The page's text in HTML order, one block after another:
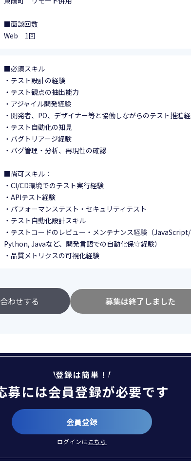
■面談回数
Web 1回
■必須スキル
・テスト設計の経験
・テスト観点の抽出能力
・アジャイル開発経験
・開発者、PO、デザイナー等と協働しながらのテスト推進
・テスト自動化の知見
・バグトリアージ経験
・バグ管理・分析、再現性の確認
■尚可スキル：
・CI/CD環境でのテスト実行経験
・APIテスト経験
・パフォーマンステスト・セキュリティテスト
・テスト自動化設計スキル
・テストコードのレビュー・メンテナンス経験（
Python, Javaなど、開発言語での自動化保守経験）
・品質メトリクスの可視化経験
わせする 募集は終了しました
登録は簡単！
募には会員登録が必要です
会員登録
ログインはこちら